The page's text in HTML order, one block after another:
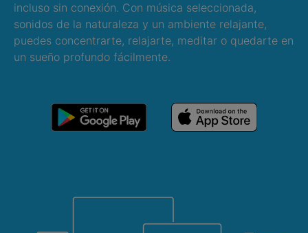
incluso sin conexión. Con música seleccionada,
sonidos de la naturaleza y un ambiente relajante,
puedes concentrarte, relajarte, meditar o quedarte en
un sueño profundo fácilmente.